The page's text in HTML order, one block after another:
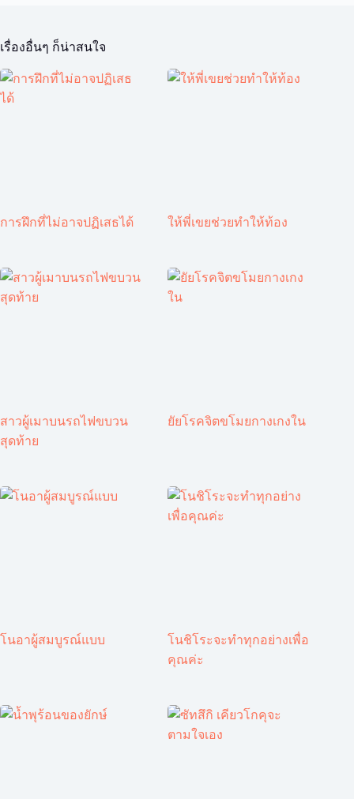
เรื่องอื่นๆ ก็น่าสนใจ
การฝึกที่ไม่อาจปฏิเสธได้ ให้พี่เขยช่วยทำให้ท้อง
สาวผู้เมาบนรถไฟขบวน
สุดท้าย
ยัยโรคจิตขโมยกางเกงใน
โนอาผู้สมบูรณ์แบบ
โนชิโระจะทำทุกอย่างเพื่อ
คุณค่ะ